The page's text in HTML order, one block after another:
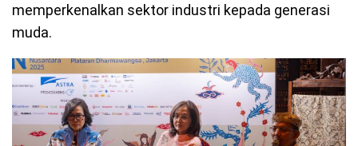
memperkenalkan sektor industri kepada generasi
muda.